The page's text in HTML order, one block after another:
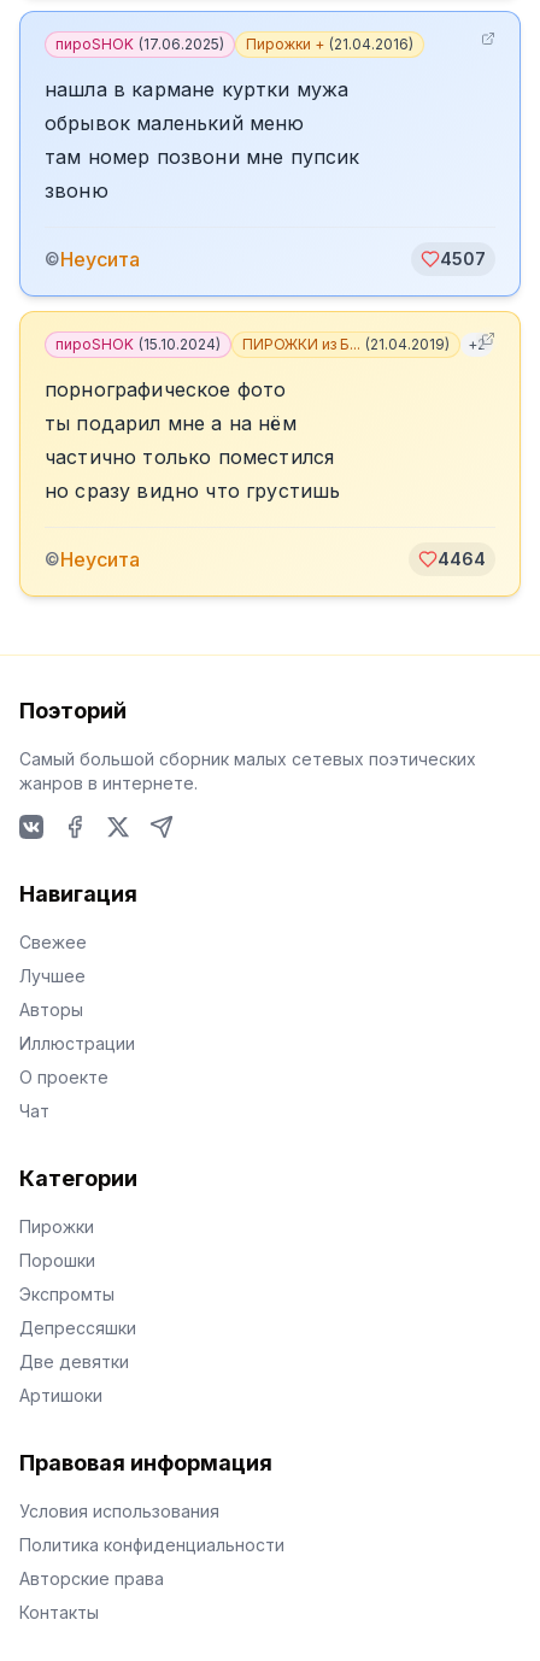
пироSHOK (17.06.2025) Пирожки + (21.04.2016)
нашла в кармане куртки мужа
обрывок маленький меню
там номер позвони мне пупсик
звоню
©Неусита 4507
пироSHOK (15.10.2024) ПИРОЖКИ из Б... (21.04.2019) +2
порнографическое фото
ты подарил мне а на нём
частично только поместился
но сразу видно что грустишь
©Неусита 4464
Поэторий
Самый большой сборник малых сетевых поэтических
жанров в интернете.
Навигация
Свежее
Лучшее
Авторы
Иллюстрации
О проекте
Чат
Категории
Пирожки
Порошки
Экспромты
Депрессяшки
Две девятки
Артишоки
Правовая информация
Условия использования
Политика конфиденциальности
Авторские права
Контакты